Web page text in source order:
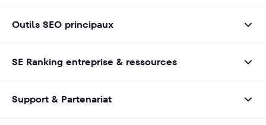
Outils SEO principaux
SE Ranking entreprise & ressources
Support & Partenariat